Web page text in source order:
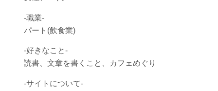
-職業-
パート(飲食業)
-好きなこと-
読書、文章を書くこと、カフェめぐり
-サイトについて-